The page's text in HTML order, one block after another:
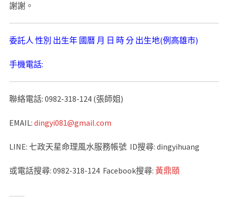
謝謝。
委託人 性別 出生年 國曆 月 日 時 分 出生地(例高雄市)
手機電話:
聯絡電話: 0982-318-124 (張師姐)
EMAIL: dingyi081@gmail.com
LINE: 七政天星命理風水服務帳號 ID搜尋: dingyihuang
或電話搜尋: 0982-318-124 Facebook搜尋: 黃鼎頤